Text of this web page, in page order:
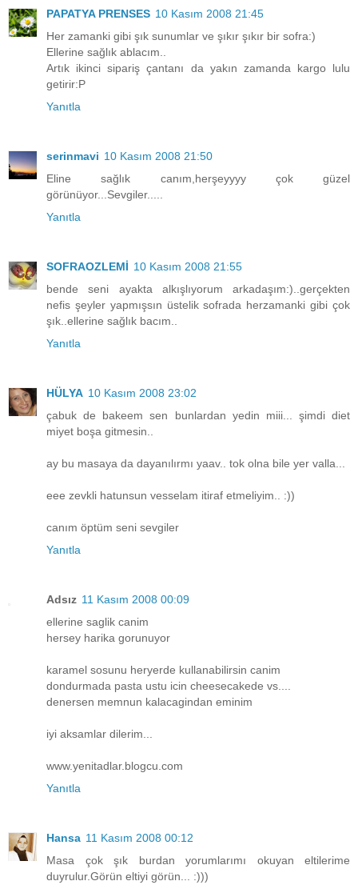
PAPATYA PRENSES 10 Kasım 2008 21:45
Her zamanki gibi şık sunumlar ve şıkır şıkır bir sofra:)
Ellerine sağlık ablacım..
Artık ikinci sipariş çantanı da yakın zamanda kargo lulu
getirir:P
Yanıtla
serinmavi 10 Kasım 2008 21:50
Eline sağlık canım,herşeyyyy çok güzel
görünüyor...Sevgiler.....
Yanıtla
SOFRAOZLEMİ 10 Kasım 2008 21:55
bende seni ayakta alkışlıyorum arkadaşım:)..gerçekten
nefis şeyler yapmışsın üstelik sofrada herzamanki gibi çok
şık..ellerine sağlık bacım..
Yanıtla
HÜLYA 10 Kasım 2008 23:02
çabuk de bakeem sen bunlardan yedin miii... şimdi diet
miyet boşa gitmesin..
ay bu masaya da dayanılırmı yaav.. tok olna bile yer valla...
eee zevkli hatunsun vesselam itiraf etmeliyim.. :))
canım öptüm seni sevgiler
Yanıtla
Adsız 11 Kasım 2008 00:09
ellerine saglik canim
hersey harika gorunuyor
karamel sosunu heryerde kullanabilirsin canim
dondurmada pasta ustu icin cheesecakede vs....
denersen memnun kalacagindan eminim
iyi aksamlar dilerim...
www.yenitadlar.blogcu.com
Yanıtla
Hansa 11 Kasım 2008 00:12
Masa çok şık burdan yorumlarımı okuyan eltilerime
duyrulur.Görün eltiyi görün... :)))